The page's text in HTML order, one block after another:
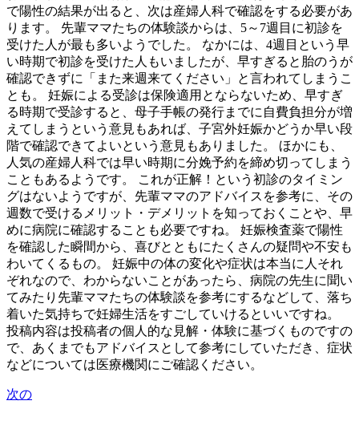
で陽性の結果が出ると、次は産婦人科で確認をする必要があ
ります。 先輩ママたちの体験談からは、5～7週目に初診を
受けた人が最も多いようでした。 なかには、4週目という早
い時期で初診を受けた人もいましたが、早すぎると胎のうが
確認できずに「また来週来てください」と言われてしまうこ
とも。 妊娠による受診は保険適用とならないため、早すぎ
る時期で受診すると、母子手帳の発行までに自費負担分が増
えてしまうという意見もあれば、子宮外妊娠かどうか早い段
階で確認できてよいという意見もありました。 ほかにも、
人気の産婦人科では早い時期に分娩予約を締め切ってしまう
こともあるようです。 これが正解！という初診のタイミン
グはないようですが、先輩ママのアドバイスを参考に、その
週数で受けるメリット・デメリットを知っておくことや、早
めに病院に確認することも必要ですね。 妊娠検査薬で陽性
を確認した瞬間から、喜びとともにたくさんの疑問や不安も
わいてくるもの。 妊娠中の体の変化や症状は本当に人それ
ぞれなので、わからないことがあったら、病院の先生に聞い
てみたり先輩ママたちの体験談を参考にするなどして、落ち
着いた気持ちで妊婦生活をすごしていけるといいですね。
投稿内容は投稿者の個人的な見解・体験に基づくものですの
で、あくまでもアドバイスとして参考にしていただき、症状
などについては医療機関にご確認ください。
次の